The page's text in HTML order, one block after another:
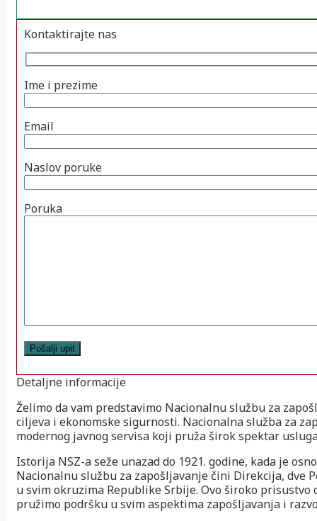
Kontaktirajte nas
Ime i prezime
Email
Naslov poruke
Poruka
Detaljne informacije
Želimo da vam predstavimo Nacionalnu službu za
ciljeva i ekonomske sigurnosti. Nacionalna služba za
modernog javnog servisa koji pruža širok spektar
Istorija NSZ-a seže unazad do 1921. godine, kada je
Nacionalnu službu za zapošljavanje čini Direkcija, dve
u svim okruzima Republike Srbije. Ovo široko prisustvo
pružimo podršku u svim aspektima zapošljavanja i